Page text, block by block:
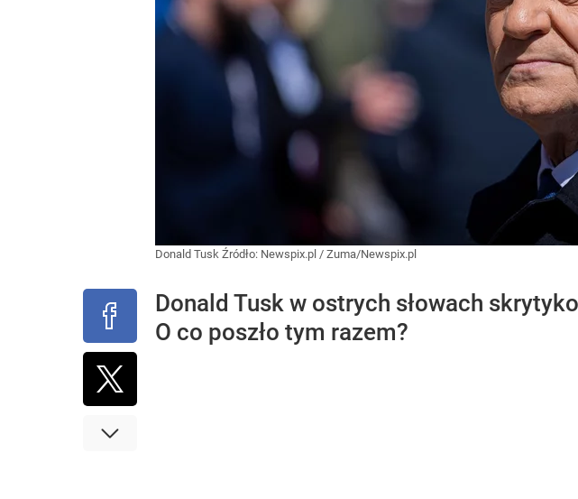
Donald Tusk Źródło: Newspix.pl / Zuma/Newspix.pl
Donald Tusk w ostrych słowach
O co poszło tym razem?